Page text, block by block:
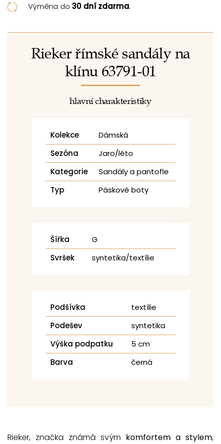
Výměna do 30 dní zdarma.
Rieker římské sandály na
klínu 63791-01
hlavní charakteristiky
Kolekce
Dámská
Sezóna
Jaro/léto
Kategorie
Sandály a pantofle
Typ
Páskové boty
Šířka
G
Svršek
syntetika/textílie
Podšívka
textílie
Podešev
syntetika
Výška podpatku
5 cm
Barva
černá
Rieker, značka známá svým komfortem a stylem,